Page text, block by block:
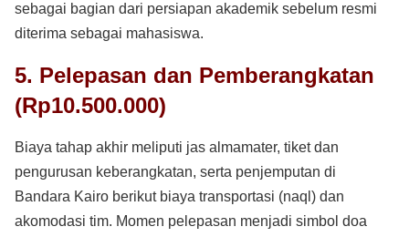
sebagai bagian dari persiapan akademik sebelum resmi
diterima sebagai mahasiswa.
5. Pelepasan dan Pemberangkatan
(Rp10.500.000)
Biaya tahap akhir meliputi jas almamater, tiket dan
pengurusan keberangkatan, serta penjemputan di
Bandara Kairo berikut biaya transportasi (naql) dan
akomodasi tim. Momen pelepasan menjadi simbol doa